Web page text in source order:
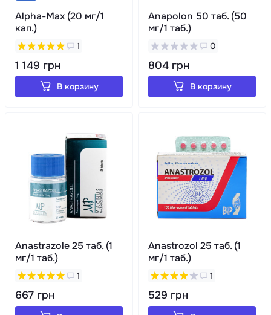
Alpha-Max (20 мг/1
кап.)
1
1 149 грн
В корзину
Anapolon 50 таб. (50
мг/1 таб.)
0
804 грн
В корзину
Anastrazole 25 таб. (1
мг/1 таб.)
1
667 грн
Anastrozol 25 таб. (1
мг/1 таб.)
1
529 грн